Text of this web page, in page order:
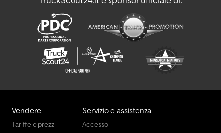
Vendere
Tariffe e prezzi
Servizio e assistenza
Accesso